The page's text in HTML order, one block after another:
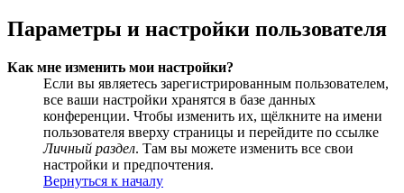
Параметры и настройки пользователя
Как мне изменить мои настройки?
Если вы являетесь зарегистрированным пользователем,
все ваши настройки хранятся в базе данных
конференции. Чтобы изменить их, щёлкните на имени
пользователя вверху страницы и перейдите по ссылке
Личный раздел. Там вы можете изменить все свои
настройки и предпочтения.
Вернуться к началу